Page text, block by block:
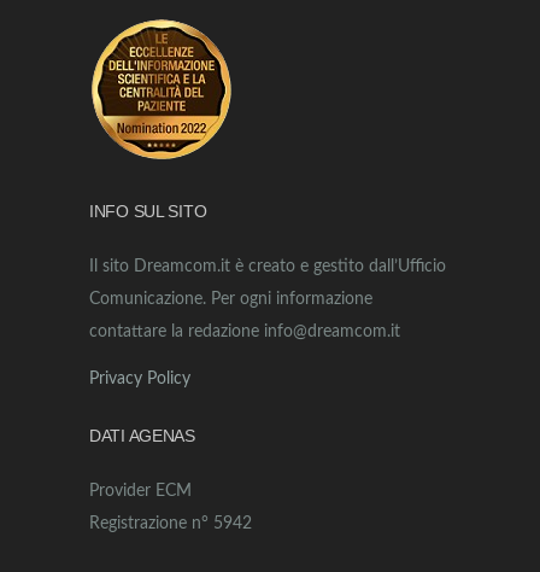
INFO SUL SITO
Il sito Dreamcom.it è creato e gestito dall’Ufficio
Comunicazione. Per ogni informazione
contattare la redazione info@dreamcom.it
Privacy Policy
DATI AGENAS
Provider ECM
Registrazione n° 5942